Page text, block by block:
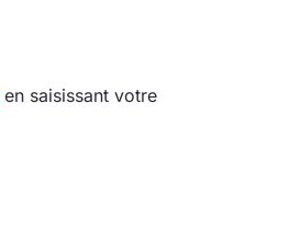
en saisissant votre